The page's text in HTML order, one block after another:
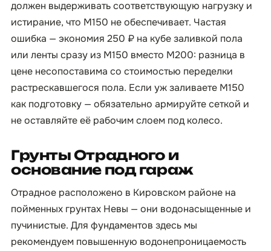
должен выдерживать соответствующую нагрузку и
истирание, что М150 не обеспечивает. Частая
ошибка — экономия 250 ₽ на кубе заливкой пола
или ленты сразу из М150 вместо М200: разница в
цене несопоставима со стоимостью переделки
растрескавшегося пола. Если уж заливаете М150
как подготовку — обязательно армируйте сеткой и
не оставляйте её рабочим слоем под колесо.
Грунты Отрадного и
основание под гараж
Отрадное расположено в Кировском районе на
пойменных грунтах Невы — они водонасыщенные и
пучинистые. Для фундаментов здесь мы
рекомендуем повышенную водонепроницаемость